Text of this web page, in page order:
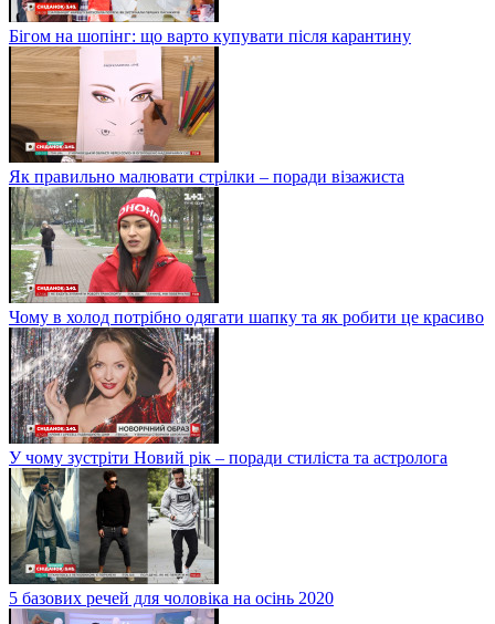
Бігом на шопінг: що варто купувати після карантину
Як правильно малювати стрілки – поради візажиста
Чому в холод потрібно одягати шапку та як робити це красиво
У чому зустріти Новий рік – поради стиліста та астролога
5 базових речей для чоловіка на осінь 2020